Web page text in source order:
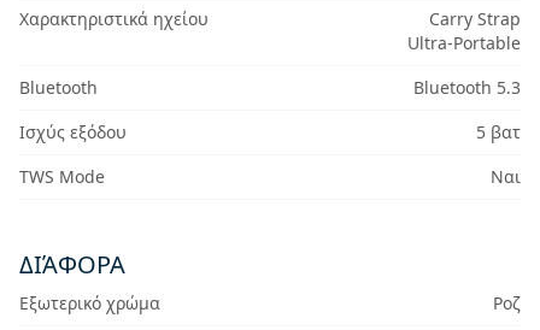
Χαρακτηριστικά ηχείου
Carry Strap
Ultra-Portable
Bluetooth
Bluetooth 5.3
Ισχύς εξόδου
5 βατ
TWS Mode
Ναι
ΔΙΆΦΟΡΑ
Εξωτερικό χρώμα
Ροζ